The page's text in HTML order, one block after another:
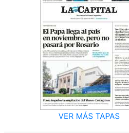
VER MÁS TAPAS